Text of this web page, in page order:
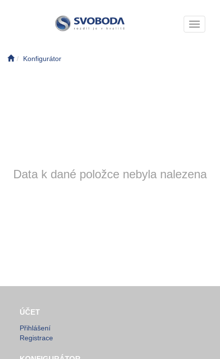
Toggle
Konfigurátor
Data k dané položce nebyla nalezena
ÚČET
Přihlášení
Registrace